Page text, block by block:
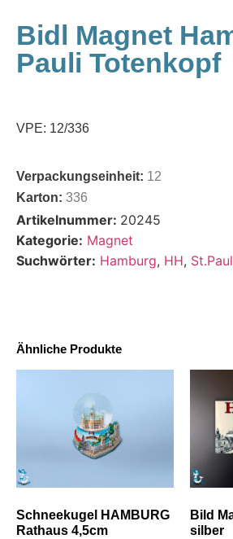
Bidl Magnet
Pauli Totenkopf
VPE: 12/336
Verpackungseinheit: 12
Karton: 336
Artikelnummer: 20245
Kategorie: Magnet
Suchwörter: Hamburg, HH,
Ähnliche Produkte
Schneekugel HAMBURG
Rathaus 4,5cm
Bild
silber